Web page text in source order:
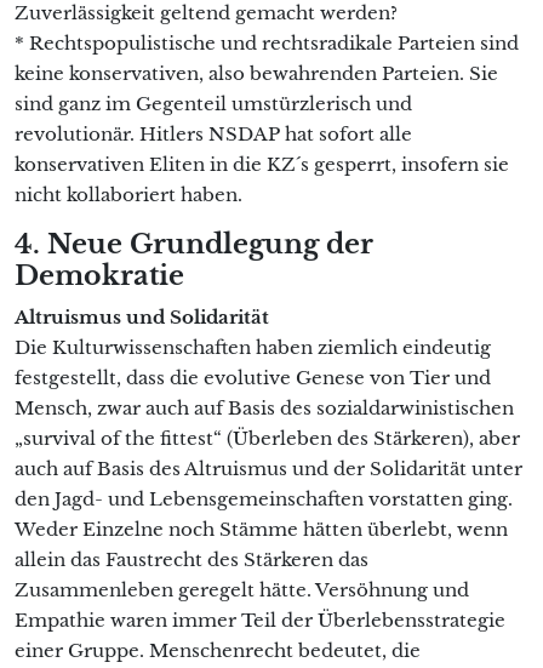
Zuverlässigkeit geltend gemacht werden?
* Rechtspopulistische und rechtsradikale Parteien sind
keine konservativen, also bewahrenden Parteien. Sie
sind ganz im Gegenteil umstürzlerisch und
revolutionär. Hitlers NSDAP hat sofort alle
konservativen Eliten in die KZ´s gesperrt, insofern sie
nicht kollaboriert haben.
4. Neue Grundlegung der
Demokratie
Altruismus und Solidarität
Die Kulturwissenschaften haben ziemlich eindeutig
festgestellt, dass die evolutive Genese von Tier und
Mensch, zwar auch auf Basis des sozialdarwinistischen
„survival of the fittest“ (Überleben des Stärkeren), aber
auch auf Basis des Altruismus und der Solidarität unter
den Jagd- und Lebensgemeinschaften vorstatten ging.
Weder Einzelne noch Stämme hätten überlebt, wenn
allein das Faustrecht des Stärkeren das
Zusammenleben geregelt hätte. Versöhnung und
Empathie waren immer Teil der Überlebensstrategie
einer Gruppe. Menschenrecht bedeutet, die